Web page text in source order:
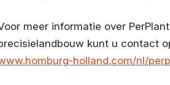
meer informatie over
kunt u contact
holland.com/nl/